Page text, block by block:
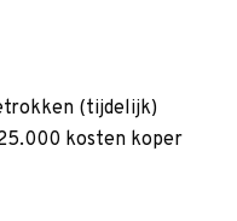
(tijdelijk)
kosten koper